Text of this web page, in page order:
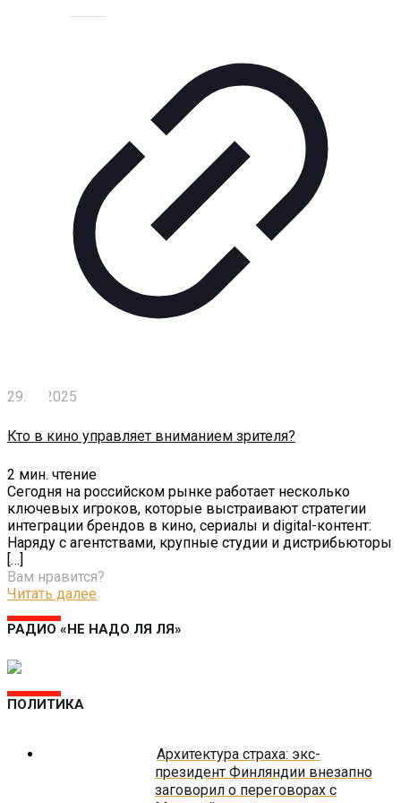
Технологии
читателя
Блокчейн
О
нас
Помощь
проекту
29.06.2025
Кто в кино управляет вниманием зрителя?
2 мин. чтение
Сегодня на российском рынке работает несколько
ключевых игроков, которые выстраивают стратегии
интеграции брендов в кино, сериалы и digital-контент:
Наряду с агентствами, крупные студии и дистрибьюторы
[…]
Вам нравится?
Читать далее
РАДИО «НЕ НАДО ЛЯ ЛЯ»
ПОЛИТИКА
Архитектура страха: экс-
президент Финляндии внезапно
заговорил о переговорах с